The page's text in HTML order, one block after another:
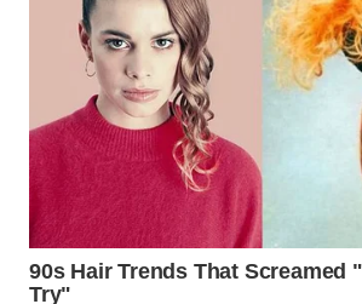
WN
BORNEO
Media
Group
WAHANA
NEWS
WAHANA